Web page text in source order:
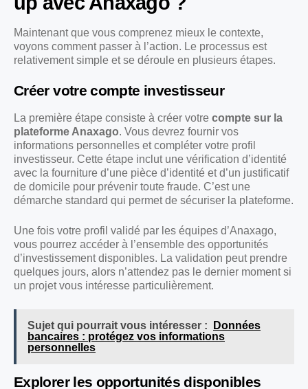
Maintenant que vous comprenez mieux le contexte,
voyons comment passer à l’action. Le processus est
relativement simple et se déroule en plusieurs étapes.
Créer votre compte investisseur
La première étape consiste à créer votre compte sur la
plateforme Anaxago. Vous devrez fournir vos
informations personnelles et compléter votre profil
investisseur. Cette étape inclut une vérification d’identité
avec la fourniture d’une pièce d’identité et d’un justificatif
de domicile pour prévenir toute fraude. C’est une
démarche standard qui permet de sécuriser la plateforme.
Une fois votre profil validé par les équipes d’Anaxago,
vous pourrez accéder à l’ensemble des opportunités
d’investissement disponibles. La validation peut prendre
quelques jours, alors n’attendez pas le dernier moment si
un projet vous intéresse particulièrement.
Sujet qui pourrait vous intéresser :
Données
bancaires : protégez vos informations
personnelles
Explorer les opportunités disponibles